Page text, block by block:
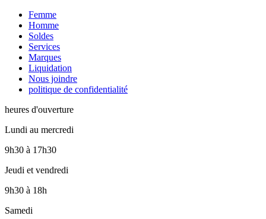
Femme
Homme
Soldes
Services
Marques
Liquidation
Nous joindre
politique de confidentialité
heures d'ouverture
Lundi au mercredi
9h30 à 17h30
Jeudi et vendredi
9h30 à 18h
Samedi